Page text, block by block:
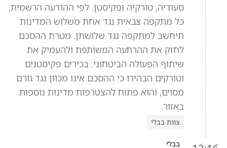
סעודיה, טורקיה ופקיסטן. לפי ההודעה הרשמית,
כל מתקפה צבאית נגד אחת משלוש המדינות
תיחשב למתקפה נגד שלושתן. מטרת ההסכם
לחזק את ההרתעה המשותפת ולהעמיק את
שיתוף הפעולה הביטחוני. בכירים פקיסטנים
וטורקים הבהירו כי ההסכם אינו מכוון נגד גורם
מסוים, והוא פתוח להצטרפות מדינות נוספות
באזור.
צוות בבלי
בבלי